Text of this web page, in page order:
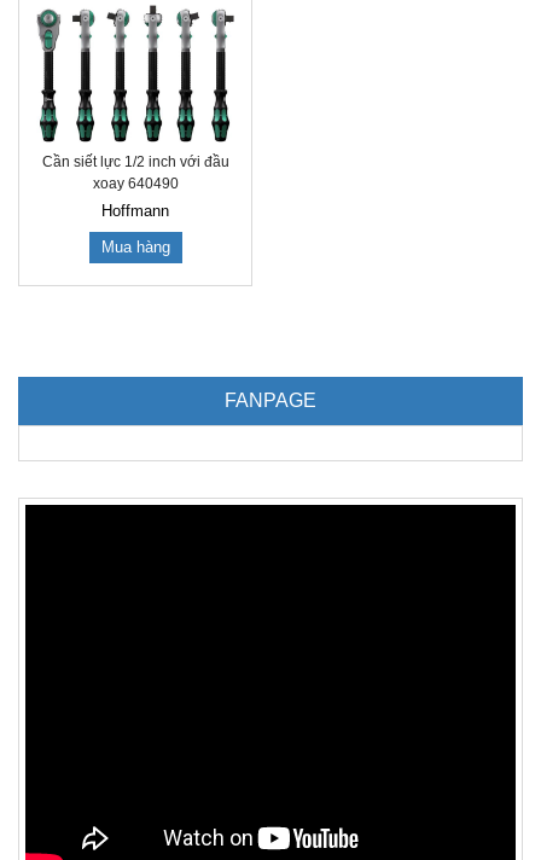
Cần siết lực 1/2 inch với đầu
xoay 640490
Hoffmann
Mua hàng
FANPAGE